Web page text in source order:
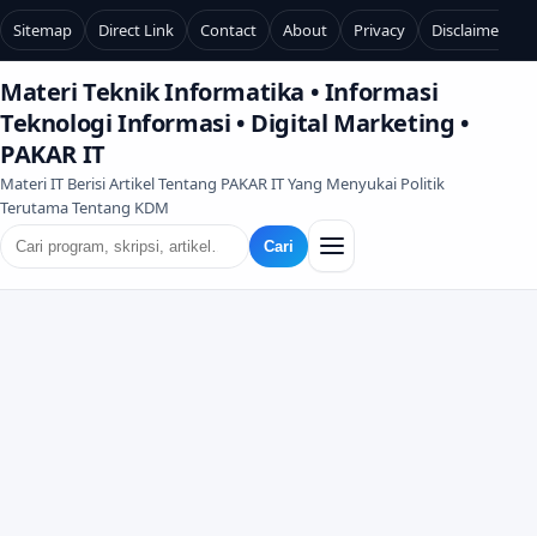
Sitemap Direct Link Contact About Privacy Disclaimer
Materi Teknik Informatika • Informasi
Teknologi Informasi • Digital Marketing •
PAKAR IT
Materi IT Berisi Artikel Tentang PAKAR IT Yang Menyukai Politik
Terutama Tentang KDM
Cari